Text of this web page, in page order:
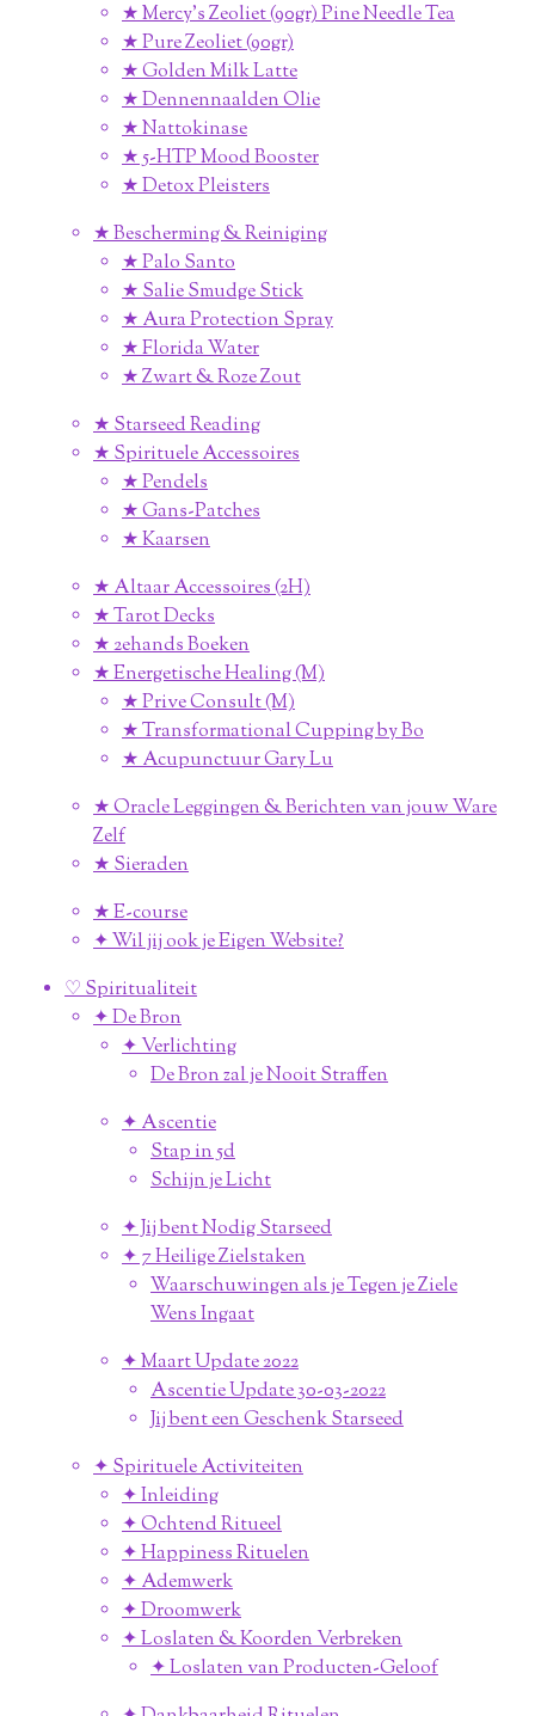
★ Mercy's Zeoliet (90gr) Pine Needle Tea
★ Pure Zeoliet (90gr)
★ Golden Milk Latte
★ Dennennaalden Olie
★ Nattokinase
★ 5-HTP Mood Booster
★ Detox Pleisters
★ Bescherming & Reiniging
★ Palo Santo
★ Salie Smudge Stick
★ Aura Protection Spray
★ Florida Water
★ Zwart & Roze Zout
★ Starseed Reading
★ Spirituele Accessoires
★ Pendels
★ Gans-Patches
★ Kaarsen
★ Altaar Accessoires (2H)
★ Tarot Decks
★ 2ehands Boeken
★ Energetische Healing (M)
★ Prive Consult (M)
★ Transformational Cupping by Bo
★ Acupunctuur Gary Lu
★ Oracle Leggingen & Berichten van jouw Ware
Zelf
★ Sieraden
★ E-course
✦ Wil jij ook je Eigen Website?
♡ Spiritualiteit
✦ De Bron
✦ Verlichting
De Bron zal je Nooit Straffen
✦ Ascentie
Stap in 5d
Schijn je Licht
✦ Jij bent Nodig Starseed
✦ 7 Heilige Zielstaken
Waarschuwingen als je Tegen je Ziele
Wens Ingaat
✦ Maart Update 2022
Ascentie Update 30-03-2022
Jij bent een Geschenk Starseed
✦ Spirituele Activiteiten
✦ Inleiding
✦ Ochtend Ritueel
✦ Happiness Rituelen
✦ Ademwerk
✦ Droomwerk
✦ Loslaten & Koorden Verbreken
✦ Loslaten van Producten-Geloof